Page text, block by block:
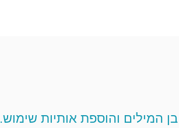
המילים והוספת אותיות שימוש.